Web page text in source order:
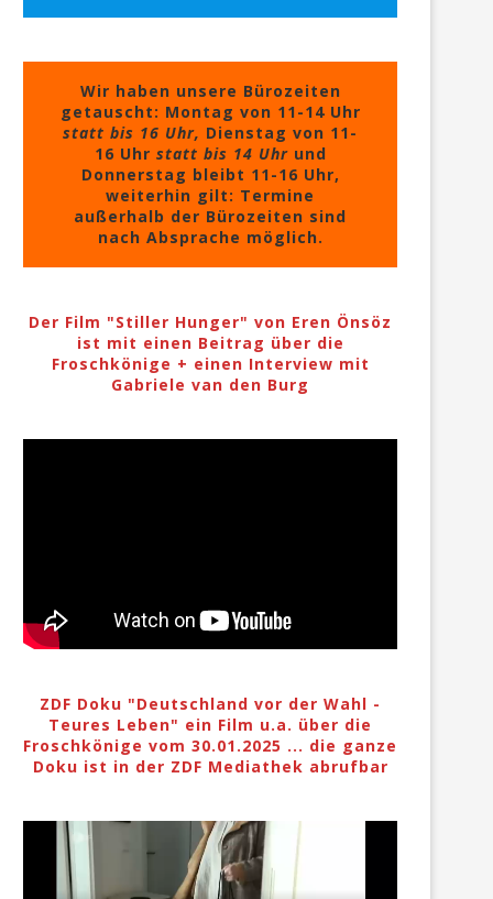
Wir haben unsere Bürozeiten
getauscht: Montag von 11-14 Uhr
statt bis 16 Uhr, Dienstag von 11-
16 Uhr statt bis 14 Uhrund
Donnerstag bleibt 11-16 Uhr,
weiterhin gilt: Termine
außerhalb der Bürozeiten sind
nach Absprache möglich.
Der Film "Stiller Hunger" von Eren Önsöz
ist mit einen Beitrag über die
Froschkönige + einen Interview mit
Gabriele van den Burg
ZDF Doku "Deutschland vor der Wahl -
Teures Leben" ein Film u.a. über die
Froschkönige vom 30.01.2025 ... die ganze
Doku ist in der ZDF Mediathek abrufbar